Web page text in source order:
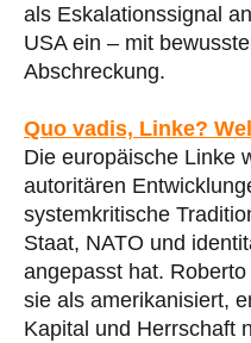
als Eskalationssignal
USA ein – mit
Abschreckung.
Quo vadis, Linke?
Die europäische Linke
autoritären
systemkritische
Staat, NATO und
angepasst hat.
sie als amerikanisiert,
Kapital und Herrschaft